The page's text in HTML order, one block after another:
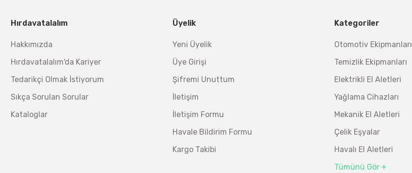
Hırdavatalalım
Hakkımızda
Hırdavatalalım'da Kariyer
Tedarikçi Olmak İstiyorum
Sıkça Sorulan Sorular
Kataloglar
Üyelik
Yeni Üyelik
Üye Girişi
Şifremi Unuttum
İletişim
İletişim Formu
Havale Bildirim Formu
Kargo Takibi
Kategoriler
Otomotiv Ekipmanları
Temizlik Ekipmanları
Elektrikli El Aletleri
Yağlama Cihazları
Mekanik El Aletleri
Çelik Eşyalar
Havalı El Aletleri
Tümünü Gör +